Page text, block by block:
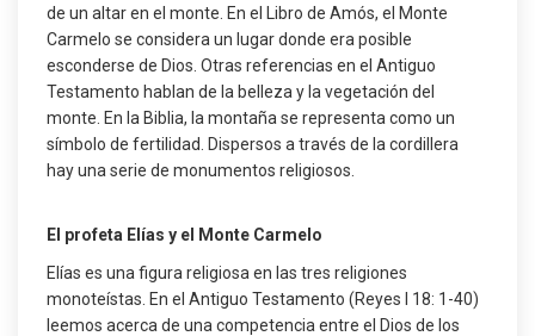
de un altar en el monte. En el Libro de Amós, el Monte
Carmelo se considera un lugar donde era posible
esconderse de Dios. Otras referencias en el Antiguo
Testamento hablan de la belleza y la vegetación del
monte. En la Biblia, la montaña se representa como un
símbolo de fertilidad. Dispersos a través de la cordillera
hay una serie de monumentos religiosos.
El profeta Elías y el Monte Carmelo
Elías es una figura religiosa en las tres religiones
monoteístas. En el Antiguo Testamento (Reyes I 18: 1-40)
leemos acerca de una competencia entre el Dios de los